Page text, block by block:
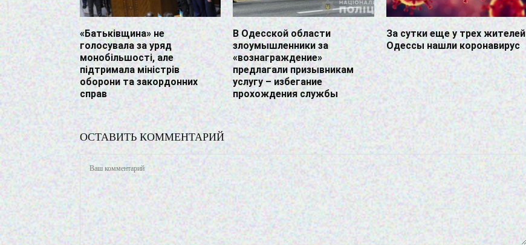
«Батьківщина» не
голосувала за уряд
монобільшості, але
підтримала міністрів
оборони та закордонних
справ
В Одесской области
злоумышленники за
«вознаграждение»
предлагали призывникам
услугу – избегание
прохождения службы
За сутки еще у трех жителей
Одессы нашли коронавирус
ОСТАВИТЬ КОММЕНТАРИЙ